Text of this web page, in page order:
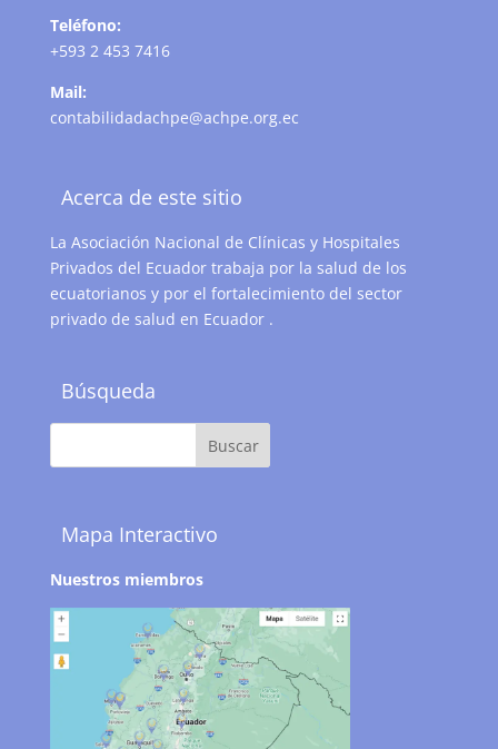
Teléfono:
+593 2 453 7416
Mail:
contabilidadachpe@achpe.org.ec
Acerca de este sitio
La Asociación Nacional de Clínicas y Hospitales
Privados del Ecuador trabaja por la salud de los
ecuatorianos y por el fortalecimiento del sector
privado de salud en Ecuador .
Búsqueda
Mapa Interactivo
Nuestros miembros